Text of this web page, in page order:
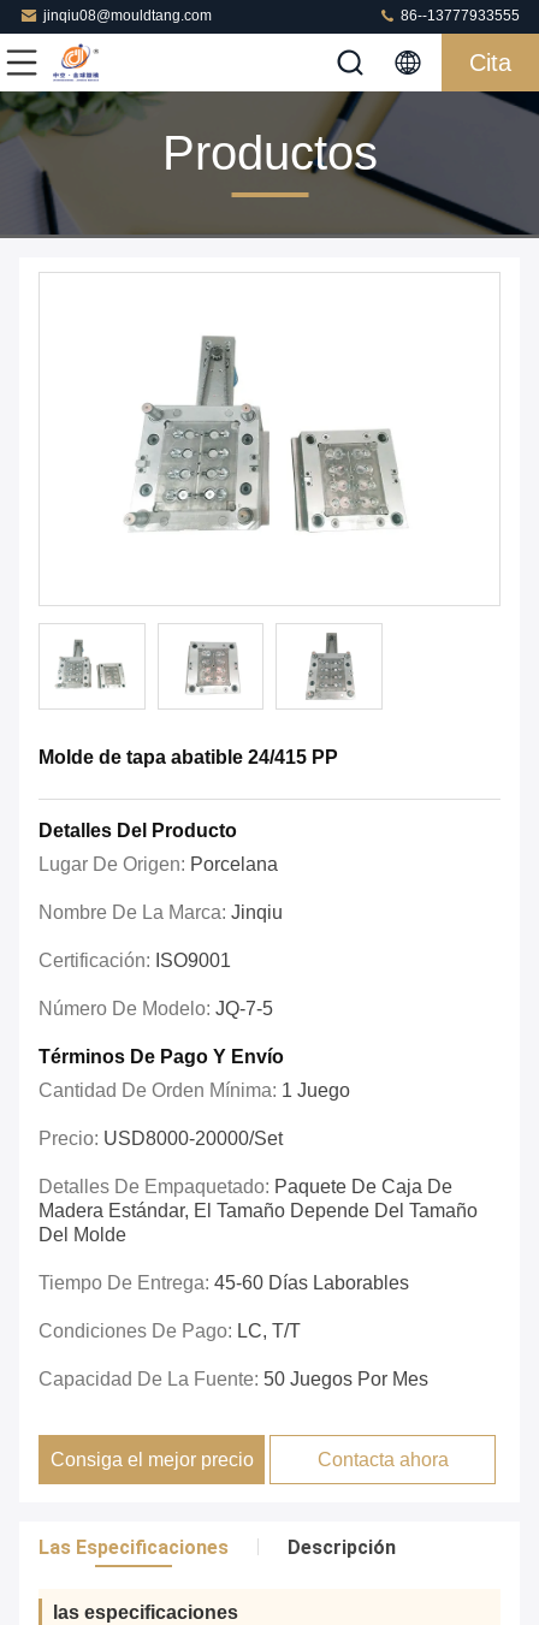
jinqiu08@mouldtang.com 86--13777933555
Cita
Productos
Molde de tapa abatible 24/415 PP
Detalles Del Producto
Lugar De Origen: Porcelana
Nombre De La Marca: Jinqiu
Certificación: ISO9001
Número De Modelo: JQ-7-5
Términos De Pago Y Envío
Cantidad De Orden Mínima: 1 Juego
Precio: USD8000-20000/set
Detalles De Empaquetado: Paquete De Caja De
Madera Estándar, El Tamaño Depende Del Tamaño
Del Molde
Tiempo De Entrega: 45-60 Días Laborables
Condiciones De Pago: LC, T/T
Capacidad De La Fuente: 50 Juegos Por Mes
Consiga el mejor precio Contacta ahora
Las Especificaciones Descripción
las especificaciones